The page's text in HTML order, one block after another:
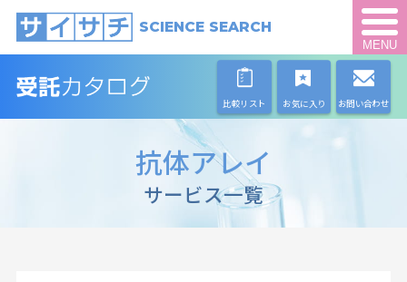
SCIENCE SEARCH
MENU
比較リスト お気に入り お問い合わせ
抗体アレイ
サービス一覧